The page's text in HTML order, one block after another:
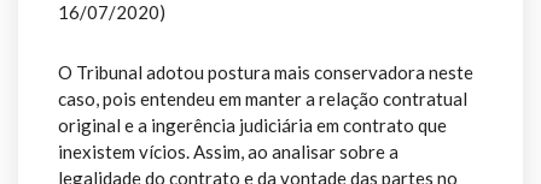
16/07/2020)
O Tribunal adotou postura mais conservadora neste
caso, pois entendeu em manter a relação contratual
original e a ingerência judiciária em contrato que
inexistem vícios. Assim, ao analisar sobre a
legalidade do contrato e da vontade das partes no